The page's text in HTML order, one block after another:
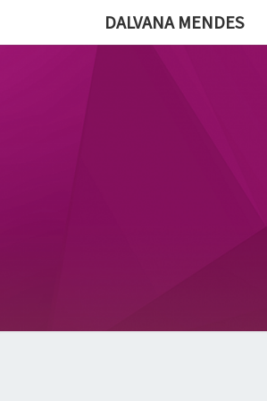
DALVANA MENDES